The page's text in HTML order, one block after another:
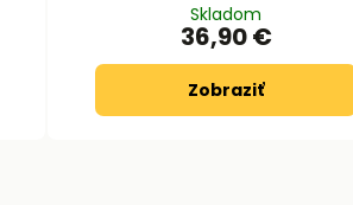
Skladom
36,90 €
Zobraziť